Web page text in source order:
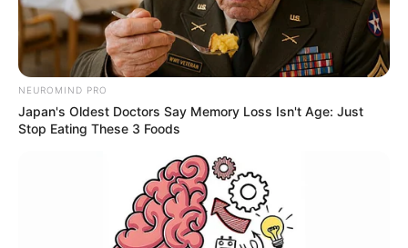
NEUROMIND PRO
Japan's Oldest Doctors Say Memory Loss Isn't Age: Just
Stop Eating These 3 Foods